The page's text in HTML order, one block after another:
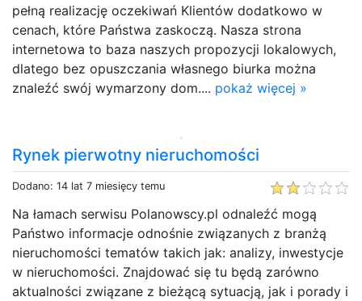
pełną realizację oczekiwań Klientów dodatkowo w
cenach, które Państwa zaskoczą. Nasza strona
internetowa to baza naszych propozycji lokalowych,
dlatego bez opuszczania własnego biurka można
znaleźć swój wymarzony dom.... pokaż więcej »
Rynek pierwotny nieruchomości
Dodano: 14 lat 7 miesięcy temu
Na łamach serwisu Polanowscy.pl odnaleźć mogą
Państwo informacje odnośnie związanych z branżą
nieruchomości tematów takich jak: analizy, inwestycje
w nieruchomości. Znajdować się tu będą zarówno
aktualności związane z bieżącą sytuacją, jak i porady i